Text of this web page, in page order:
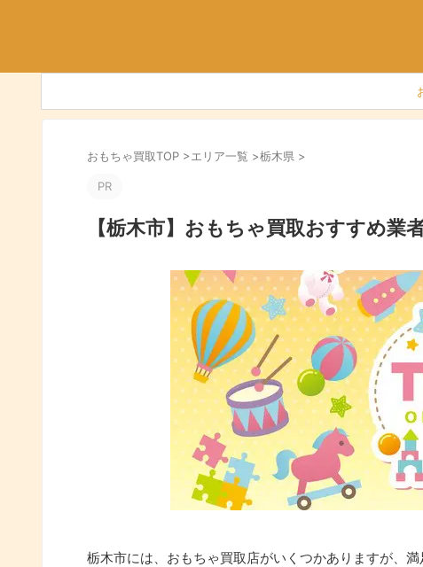
おもちゃ買取TOP >エリア一覧 >栃木県 >
PR
【栃木市】おもちゃ買取おすすめ業
栃木市には、おもちゃ買取店がいくつかありますが、